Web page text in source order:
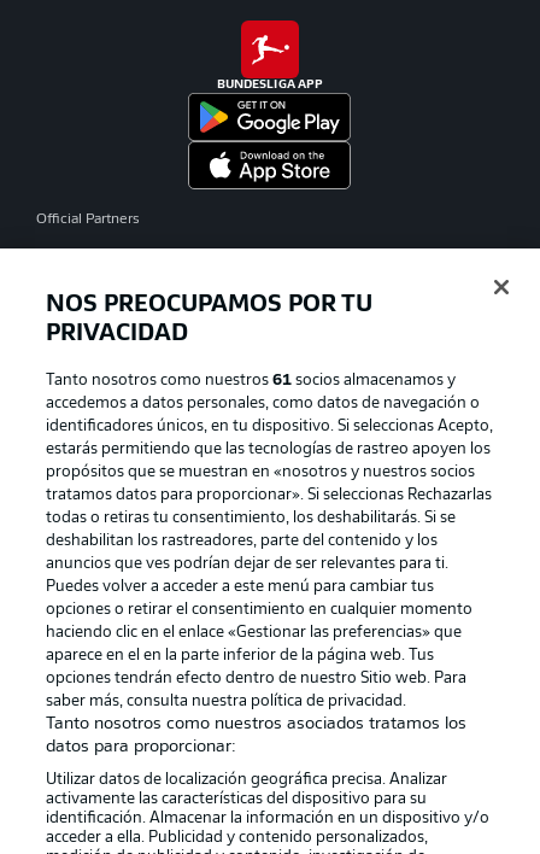
BUNDESLIGA APP
Official Partners
Publicidad Aviso legal
Gestionar las preferencias Declaracion de privacidad
Canales Trabajos
Jugadores Condiciones de uso
Sello Editorial Contacto
NOS PREOCUPAMOS POR TU
PRIVACIDAD
Tanto nosotros como nuestros61 socios almacenamos y
accedemos a datos personales, como datos de navegación o
identificadores únicos, en tu dispositivo. Si seleccionas Acepto,
estarás permitiendo que las tecnologías de rastreo apoyen los
propósitos que se muestran en «nosotros y nuestros socios
tratamos datos para proporcionar». Si seleccionas Rechazarlas
todas o retiras tu consentimiento, los deshabilitarás. Si se
deshabilitan los rastreadores, parte del contenido y los
anuncios que ves podrían dejar de ser relevantes para ti.
Puedes volver a acceder a este menú para cambiar tus
opciones o retirar el consentimiento en cualquier momento
haciendo clic en el enlace «Gestionar las preferencias» que
aparece en el en la parte inferior de la página web. Tus
opciones tendrán efecto dentro de nuestro Sitio web. Para
saber más, consulta nuestra política de privacidad.
Tanto nosotros como nuestros asociados tratamos los
datos para proporcionar:
Utilizar datos de localización geográfica precisa. Analizar
activamente las características del dispositivo para su
identificación. Almacenar la información en un dispositivo y/o
acceder a ella. Publicidad y contenido personalizados,